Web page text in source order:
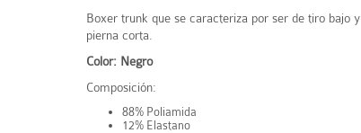
Boxer trunk que se caracteriza por ser de tiro bajo y
pierna corta.
Color: Negro
Composición:
88% Poliamida
12% Elastano